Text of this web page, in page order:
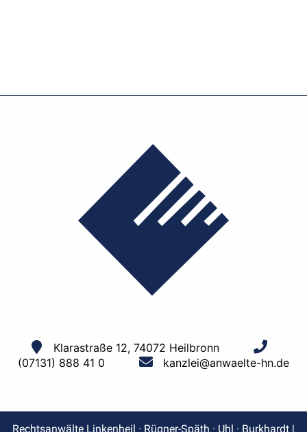
Klarastraße 12, 74072 Heilbronn
(07131) 888 41 0
kanzlei@anwaelte-hn.de
Rechtsanwälte Linkenheil · Rügner-Späth · Uhl · Burkhardt |